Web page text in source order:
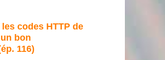
codes HTTP de
bon
116)